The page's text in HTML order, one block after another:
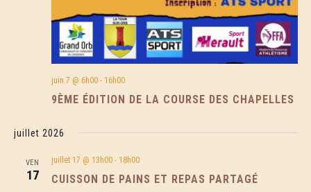
9ÈME ÉDITION DE LA COURSE DES CHAPELLES
juin 7 @ 6h00- 16h00
juillet 2026
VEN
17 CUISSON DE PAINS ET REPAS PARTAGÉ
juillet 17 @ 13h00- 18h00